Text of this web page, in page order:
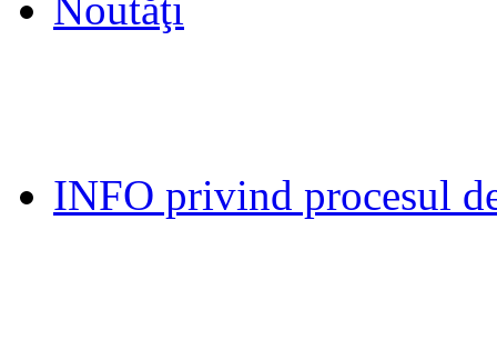
INFO privind procesul